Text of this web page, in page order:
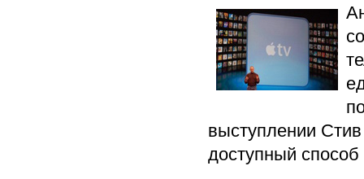
выступлении
доступный